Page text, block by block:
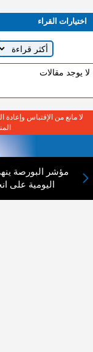
اختيارات القراء
لا يوجد مقالات
مؤشر البورصة
اليومية على
لا مانع من الإقتباس وإعادة